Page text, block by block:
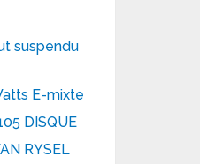
suspendu
E-mixte
DISQUE
RYSEL